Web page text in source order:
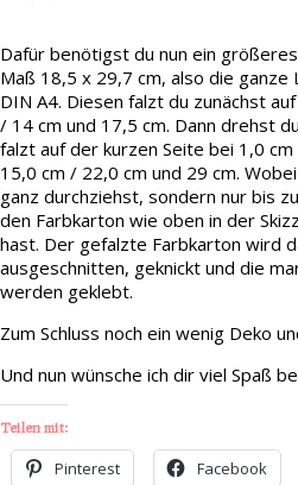
Dafür benötigst du nun ein
Maß 18,5 x 29,7 cm, also die ganze
DIN A4. Diesen falzt du zunächst
/ 14 cm und 17,5 cm. Dann drehst
falzt auf der kurzen Seite bei 1,0
15,0 cm / 22,0 cm und 29 cm.
ganz durchziehst, sondern nur bis
den Farbkarton wie oben in der
hast. Der gefalzte Farbkarton wird
ausgeschnitten, geknickt und die
werden geklebt.
Zum Schluss noch ein wenig Deko
Und nun wünsche ich dir viel Spaß
Teilen mit:
Pinterest Facebook